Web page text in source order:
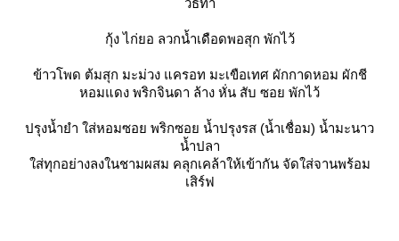
กุ้ง ไก่ยอ ลวกน้ำเดือดพอสุก พักไว้
ข้าวโพด ต้มสุก มะม่วง แครอท มะเขือเทศ ผักกาดหอม ผักชี
หอมแดง พริกจินดา ล้าง หั่น สับ ซอย พักไว้
ปรุงน้ำยำ ใส่หอมซอย พริกซอย น้ำปรุงรส (น้ำเชื่อม) น้ำมะนาว
น้ำปลา
ส่ทุกอย่างลงในชามผสม คลุกเคล้าให้เข้ากัน จัดใส่จานพร้อม
เสิร์ฟ